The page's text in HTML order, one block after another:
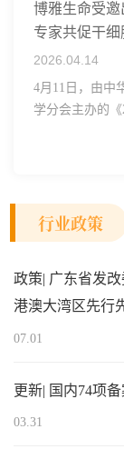
博雅生命受邀
专家共促干
2026.04.14
4月11日，由中
学分会主办的
行业政策
政策| 广东省发
港澳大湾区先行
07.01
更新| 国内74项
03.31